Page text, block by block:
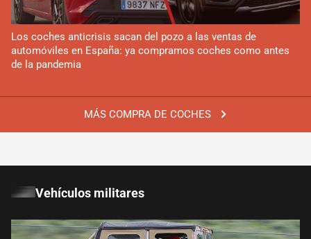
MÁS COMPRA DE COCHES
Los coches anticrisis sacan del pozo a las ventas de
automóviles en España: ya compramos coches como antes
de la pandemia
Vehículos militares